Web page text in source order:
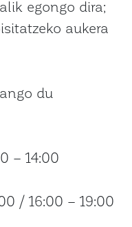
egongo dira;
aukera
du
– 14:00
/ 16:00 – 19:00